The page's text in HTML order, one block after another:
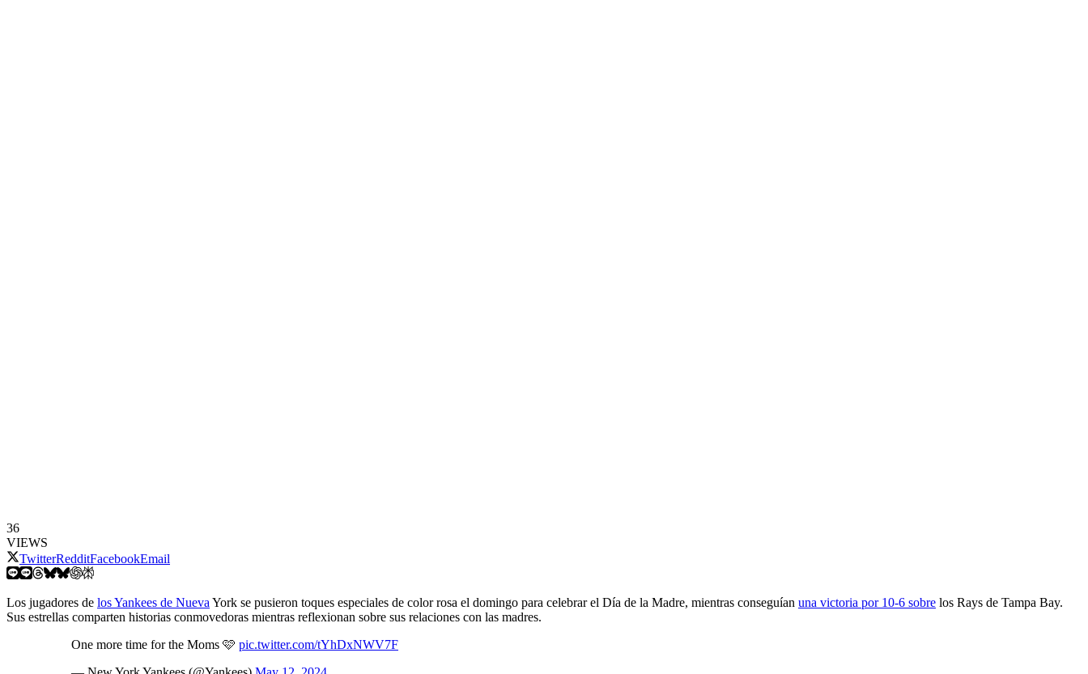
36
VIEWS
TwitterRedditFacebookEmail
Los jugadores de los Yankees de Nueva York se pusieron toques especiales de color rosa el domingo para celebrar el Día de la Madre, mientras conseguían una victoria por 10-6 sobre los Rays de Tampa Bay.
Sus estrellas comparten historias conmovedoras mientras reflexionan sobre sus relaciones con las madres.
One more time for the Moms 🩷 pic.twitter.com/tYhDxNWV7F